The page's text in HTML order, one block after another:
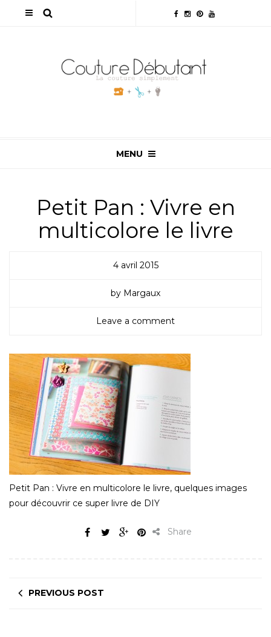
MENU
Petit Pan : Vivre en
multicolore le livre
4 avril 2015
by Margaux
Leave a comment
Petit Pan : Vivre en multicolore le livre, quelques images
pour découvrir ce super livre de DIY
Share
PREVIOUS POST